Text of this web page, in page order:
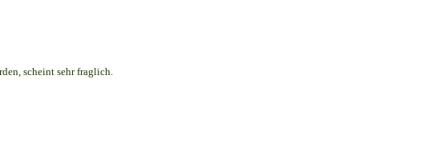
scheint sehr fraglich.